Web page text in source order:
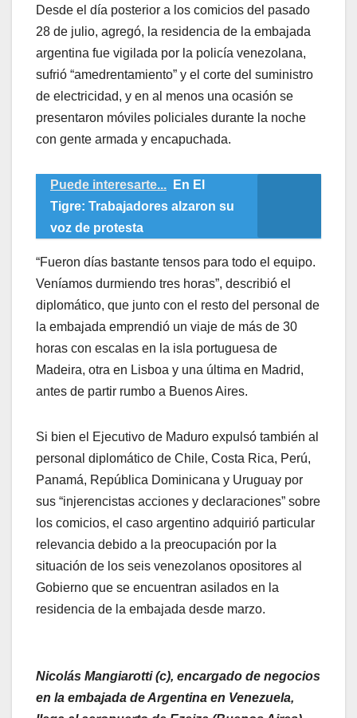
Desde el día posterior a los comicios del pasado
28 de julio, agregó, la residencia de la embajada
argentina fue vigilada por la policía venezolana,
sufrió “amedrentamiento” y el corte del suministro
de electricidad, y en al menos una ocasión se
presentaron móviles policiales durante la noche
con gente armada y encapuchada.
Puede interesarte...
En El
Tigre: Trabajadores alzaron su
voz de protesta
“Fueron días bastante tensos para todo el equipo.
Veníamos durmiendo tres horas”, describió el
diplomático, que junto con el resto del personal de
la embajada emprendió un viaje de más de 30
horas con escalas en la isla portuguesa de
Madeira, otra en Lisboa y una última en Madrid,
antes de partir rumbo a Buenos Aires.
Si bien el Ejecutivo de Maduro expulsó también al
personal diplomático de Chile, Costa Rica, Perú,
Panamá, República Dominicana y Uruguay por
sus “injerencistas acciones y declaraciones” sobre
los comicios, el caso argentino adquirió particular
relevancia debido a la preocupación por la
situación de los seis venezolanos opositores al
Gobierno que se encuentran asilados en la
residencia de la embajada desde marzo.
Nicolás Mangiarotti (c), encargado de negocios
en la embajada de Argentina en Venezuela,